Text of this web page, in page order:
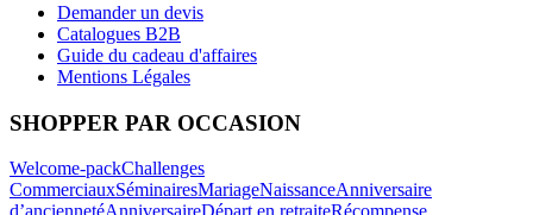
Demander un devis
Catalogues B2B
Guide du cadeau d'affaires
Mentions Légales
SHOPPER PAR OCCASION
Welcome-packChallenges
CommerciauxSéminairesMariageNaissanceAnniversaire